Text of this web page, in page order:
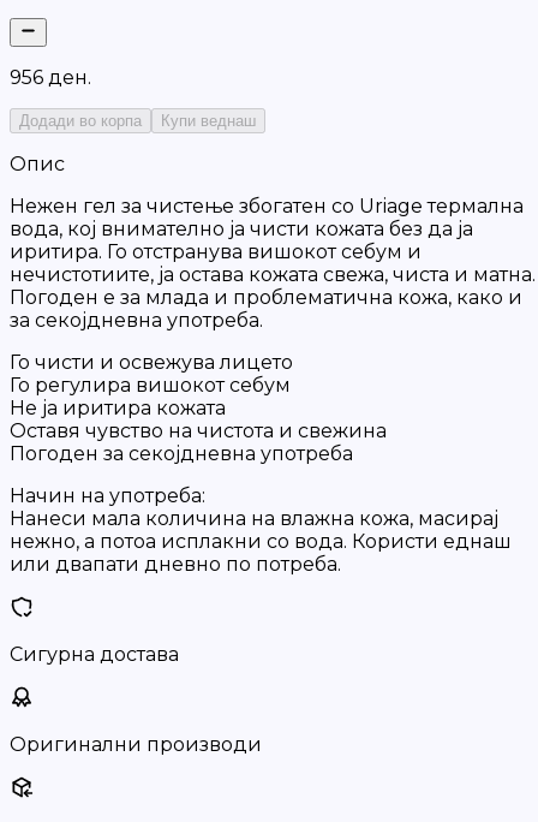
956 ден.
Додади во корпа Купи веднаш
Опис
Нежен гел за чистење збогатен со Uriage термална
вода, кој внимателно ја чисти кожата без да ја
иритира. Го отстранува вишокот себум и
нечистотиите, ја остава кожата свежа, чиста и матна.
Погоден е за млада и проблематична кожа, како и
за секојдневна употреба.
Го чисти и освежува лицето
Го регулира вишокот себум
Не ја иритира кожата
Оставя чувство на чистота и свежина
Погоден за секојдневна употреба
Начин на употреба:
Нанеси мала количина на влажна кожа, масирај
нежно, а потоа исплакни со вода. Користи еднаш
или двапати дневно по потреба.
Сигурна достава
Оригинални производи